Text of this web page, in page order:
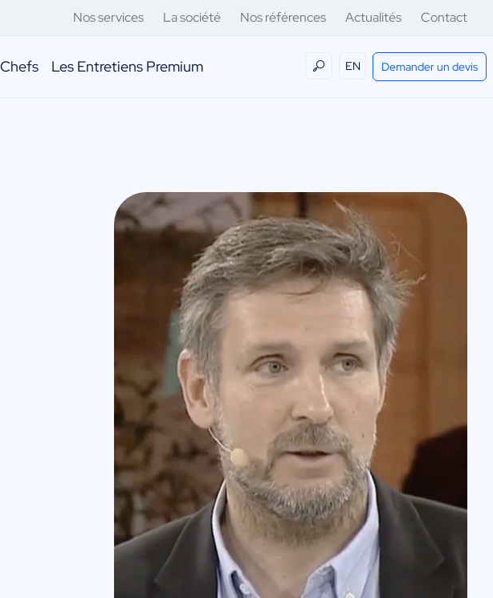
Nos services La société Nos références Actualités Contact
Les Entretiens Premium EN Demander un devis